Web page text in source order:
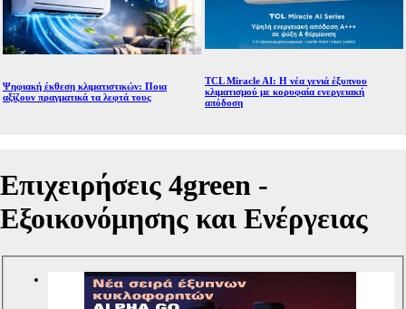
Ψηφιακή έκθεση κλιματιστικών: Ποια
αξίζουν πραγματικά τα λεφτά τους
TCL Miracle AI: Η νέα γενιά έξυπνου
κλιματισμού με κορυφαία ενεργειακή
απόδοση